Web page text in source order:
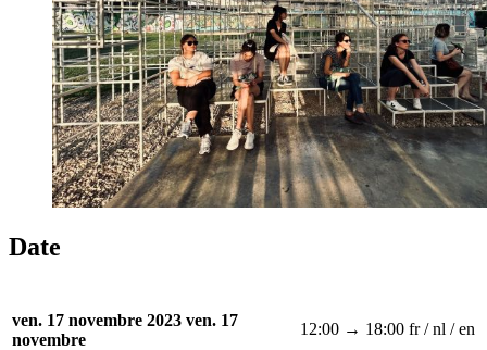
Date
ven. 17 novembre 2023 ven. 17
novembre
12:00 → 18:00 fr / nl / en